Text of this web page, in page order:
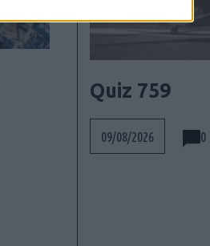
Quiz 759
09/08/2026 0